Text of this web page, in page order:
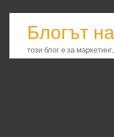
Блогът
този блог е за